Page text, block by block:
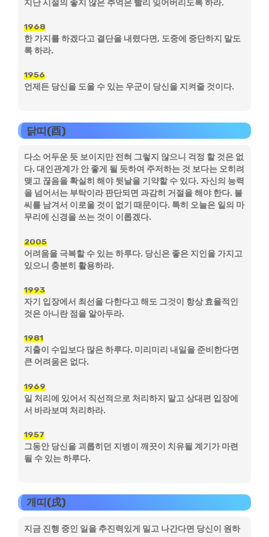
지난 시절의 좋지 않은 추억은 빨리 잊어버리도록 하라.
1968
한 가지를 하겠다고 결단을 내렸다면, 도중에 중단하지 말도
록 하라.
1956
언제든 당신을 도울 수 있는 우군이 당신을 지켜줄 것이다.
닭띠(酉)
다소 어두운 듯 보이지만 전혀 그렇지 않으니 걱정 할 것은 없
다. 대인관계가 안 좋게 될 듯하여 주저하는 것 보다는 오히려
맺고 끊음을 확실히 해야 뒷날을 기약할 수 있다. 자신의 능력
을 넘어서는 부탁이라 판단되면 과감히 거절을 해야 한다. 불
씨를 남겨서 이로울 것이 없기 때문이다. 특히 오늘은 일의 마
무리에 신경을 쓰는 것이 이롭겠다.
2005
어려움을 극복할 수 있는 하루다. 당신은 좋은 지인을 가지고
있으니 충분히 활용하라.
1993
자기 입장에서 최선을 다한다고 해도 그것이 항상 효율적인
것은 아니란 점을 알아두라.
1981
지출이 수입보다 많은 하루다. 미리미리 내일을 준비한다면
큰 어려움은 없다.
1969
일 처리에 있어서 직선적으로 처리하지 말고 상대편 입장에
서 바라보며 처리하라.
1957
그동안 당신을 괴롭히던 지병이 깨끗이 치유될 계기가 마련
될 수 있는 하루다.
개띠(戌)
지금 진행 중인 일을 추진력있게 밀고 나간다면 당신이 원하